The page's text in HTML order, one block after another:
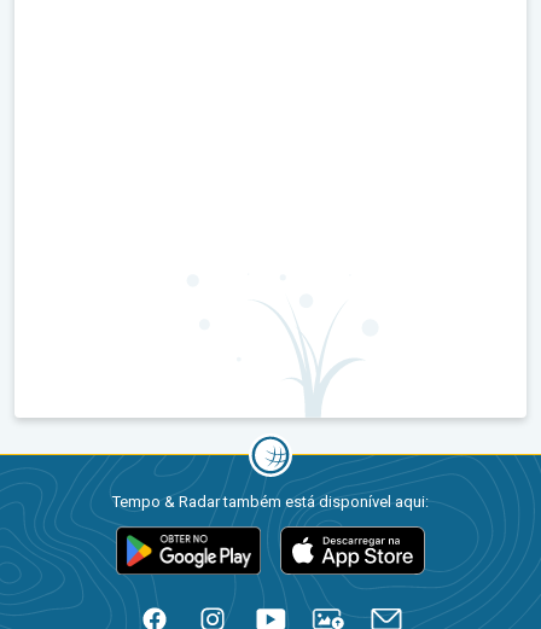
Tempo & Radar também está disponível aqui: